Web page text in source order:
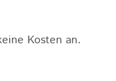
Kosten an.